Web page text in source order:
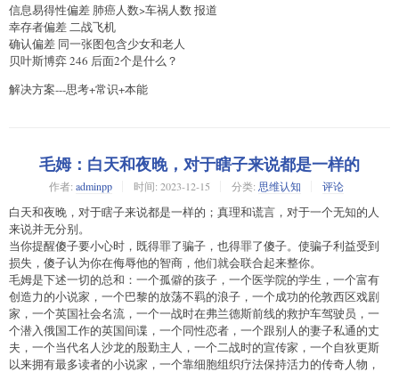
信息易得性偏差 肺癌人数>车祸人数 报道
幸存者偏差 二战飞机
确认偏差 同一张图包含少女和老人
贝叶斯博弈 246 后面2个是什么？
解决方案---思考+常识+本能
毛姆：白天和夜晚，对于瞎子来说都是一样的
作者: adminpp 时间: 2023-12-15 分类: 思维认知 评论
白天和夜晚，对于瞎子来说都是一样的；真理和谎言，对于一个无知的人
来说并无分别。
当你提醒傻子要小心时，既得罪了骗子，也得罪了傻子。使骗子利益受到
损失，傻子认为你在侮辱他的智商，他们就会联合起来整你。
毛姆是下述一切的总和：一个孤僻的孩子，一个医学院的学生，一个富有
创造力的小说家，一个巴黎的放荡不羁的浪子，一个成功的伦敦西区戏剧
家，一个英国社会名流，一个一战时在弗兰德斯前线的救护车驾驶员，一
个潜入俄国工作的英国间谍，一个同性恋者，一个跟别人的妻子私通的丈
夫，一个当代名人沙龙的殷勤主人，一个二战时的宣传家，一个自狄更斯
以来拥有最多读者的小说家，一个靠细胞组织疗法保持活力的传奇人物，